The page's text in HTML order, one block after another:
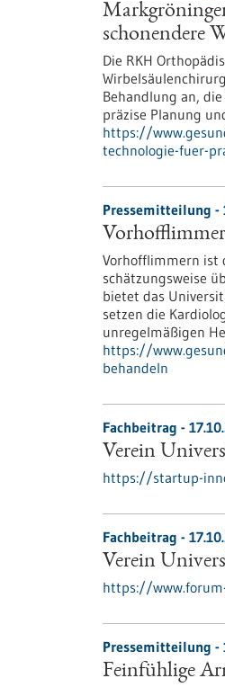
schonendere
Die RKH
Behandlung an,
präzise Planung
https://
technologie-fuer-
Pressemitteilung -
Vorhofflimmern ist
schätzungsweise
bietet das
setzen die
unregelmäßigen
https://
behandeln
Fachbeitrag -
Verein
https://startup-
Fachbeitrag -
Verein
https://
Pressemitteilung -
Feinfühlige